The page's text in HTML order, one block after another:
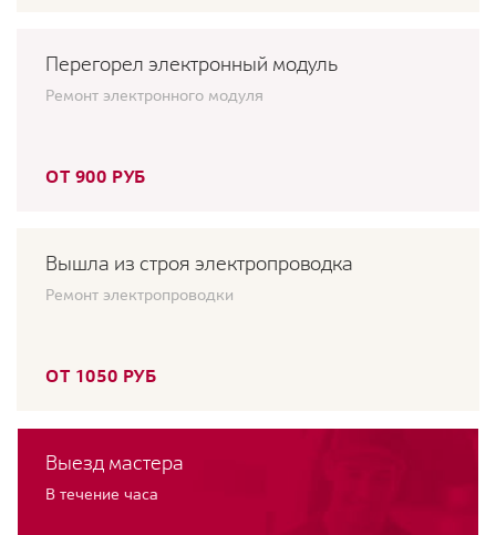
Перегорел электронный модуль
Ремонт электронного модуля
ОТ 900 РУБ
Вышла из строя электропроводка
Ремонт электропроводки
ОТ 1050 РУБ
Выезд мастера
В течение часа